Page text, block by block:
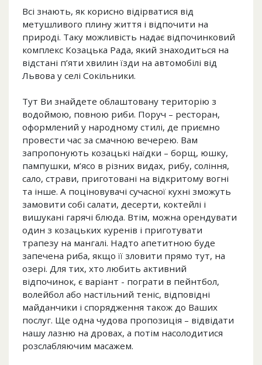
Всі знають, як корисно відірватися від
метушливого плину життя і відпочити на
природі. Таку можливість надає відпочинковий
комплекс Козацька Рада, який знаходиться на
відстані п’яти хвилин їзди на автомобілі від
Львова у селі Сокільники.
Тут Ви знайдете облаштовану територію з
водоймою, повною риби. Поруч – ресторан,
оформлений у народному стилі, де приємно
провести час за смачною вечерею. Вам
запропонують козацькі наїдки – борщ, юшку,
пампушки, м’ясо в різних видах, рибу, соління,
сало, страви, приготовані на відкритому вогні
та інше. А поціновувачі сучасної кухні зможуть
замовити собі салати, десерти, коктейлі і
вишукані гарячі блюда. Втім, можна орендувати
один з козацьких куренів і приготувати
трапезу на мангалі. Надто апетитною буде
запечена риба, якщо її зловити прямо тут, на
озері. Для тих, хто любить активний
відпочинок, є варіант - пограти в пейнтбол,
волейбол або настільний теніс, відповідні
майданчики і спорядження також до Ваших
послуг. Ще одна чудова пропозиція – відвідати
нашу лазню на дровах, а потім насолодитися
розслабляючим масажем.